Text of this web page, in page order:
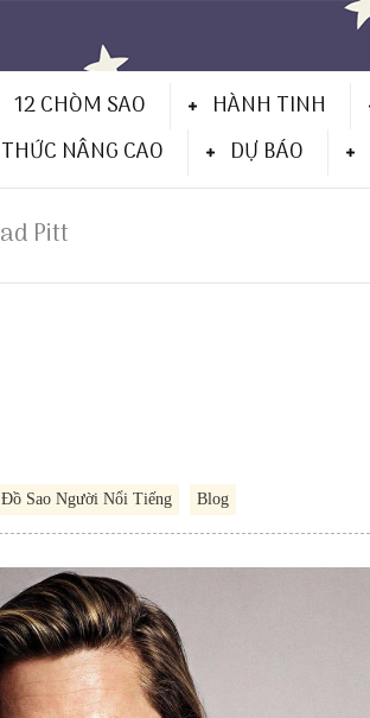
12 CHÒM SAO HÀNH TINH
NÂNG CAO DỰ BÁO
Pitt
Sao Người Nổi Tiếng Blog